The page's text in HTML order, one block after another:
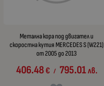
Метална кора под двигател и
скоростна кутия MERCEDES S (W221)
от 2005 до 2013
406.48€ / 795.01лв.